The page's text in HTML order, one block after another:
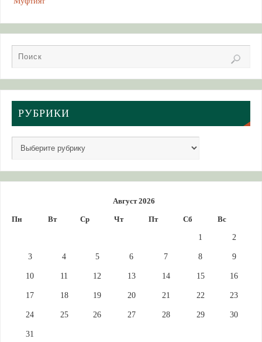
РУБРИКИ
Август 2026
Пн Вт Ср Чт Пт Сб Вс
1 2
3 4 5 6 7 8 9
10 11 12 13 14 15 16
17 18 19 20 21 22 23
24 25 26 27 28 29 30
31